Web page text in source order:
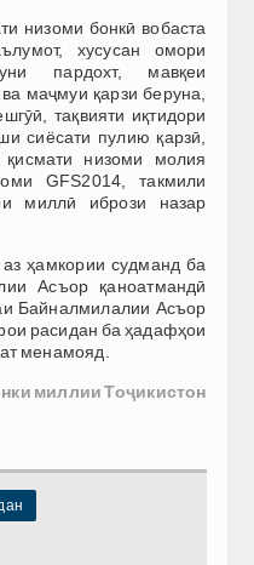
низоми бонкӣ вобаста
хусусан омори
пардохт, мавқеи
маҷмуи қарзи беруна,
тақвияти иқтидори
сиёсати пулию қарзӣ,
низоми молия
GFS2014, такмили
миллӣ ибрози назар
ҳамкории судманд ба
Асъор қаноатмандӣ
Байналмилалии Асъор
расидан ба ҳадафҳои
менамояд.
миллии Тоҷикистон